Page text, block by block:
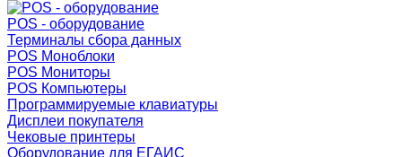
POS - оборудование
Терминалы сбора данных
POS Моноблоки
POS Мониторы
POS Компьютеры
Программируемые клавиатуры
Дисплеи покупателя
Чековые принтеры
Оборудование для ЕГАИС